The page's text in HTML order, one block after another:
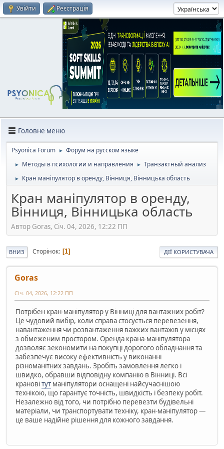
Увійти Реєстрація
Головне меню
Psyonica Forum ► Форум на русском языке
► Методы в психологии и направления ► Транзактный анализ
► Кран маніпулятор в оренду, Вінниця, Вінницька область
Кран маніпулятор в оренду,
Вінниця, Вінницька область
Автор Goras, Січ. 04, 2026, 12:22 ПП
ВНИЗ Сторінок 1 ДІЇ КОРИСТУВАЧА
Goras
Січ. 04, 2026, 12:22 ПП
Потрібен кран-маніпулятор у Вінниці для вантажних робіт?
Це чудовий вибір, коли справа стосується перевезення,
навантаження чи розвантаження важких вантажів у місцях
з обмеженим простором. Оренда крана-маніпулятора
дозволяє зекономити на покупці дорогого обладнання та
забезпечує високу ефективність у виконанні
різноманітних завдань. Зробіть замовлення легко і
швидко, обравши відповідну компанію в Вінниці. Всі
крановітут маніпулятори оснащені найсучаснішою
технікою, що гарантує точність, швидкість і безпеку робіт.
Незалежно від того, чи потрібно перевезти будівельні
матеріали, чи транспортувати техніку, кран-маніпулятор —
це ваше надійне рішення для кожного завдання.